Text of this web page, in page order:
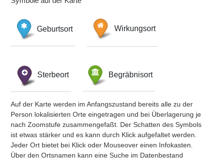
Geburtsort Wirkungsort
Sterbeort Begräbnisort
Auf der Karte werden im Anfangszustand bereits alle zu der
Person lokalisierten Orte eingetragen und bei Überlagerung je
nach Zoomstufe zusammengefaßt. Der Schatten des Symbols
ist etwas stärker und es kann durch Klick aufgefaltet werden.
Jeder Ort bietet bei Klick oder Mouseover einen Infokasten.
Über den Ortsnamen kann eine Suche im Datenbestand